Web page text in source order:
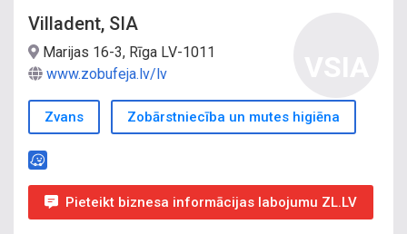
Villadent, SIA
Marijas 16-3, Rīga LV-1011
www.zobufeja.lv/lv
Zvans Zobārstniecība un mutes higiēna
Pieteikt biznesa informācijas labojumu ZL.LV